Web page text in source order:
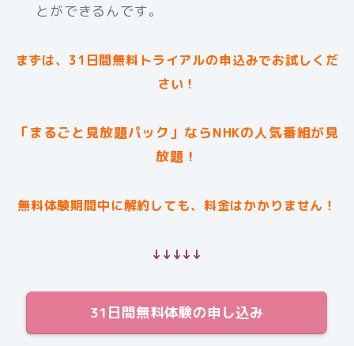
とができるんです。
まずは、31日間無料トライアルの申込みでお試しくだ
さい！
「まるごと見放題パック」ならNHKの人気番組が見
放題！
無料体験期間中に解約しても、料金はかかりません！
↓↓↓↓↓
31日間無料体験の申し込み